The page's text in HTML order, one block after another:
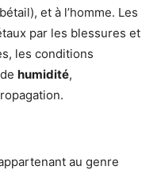
et à l’homme. Les
par les blessures et
les conditions
humidité,
au genre